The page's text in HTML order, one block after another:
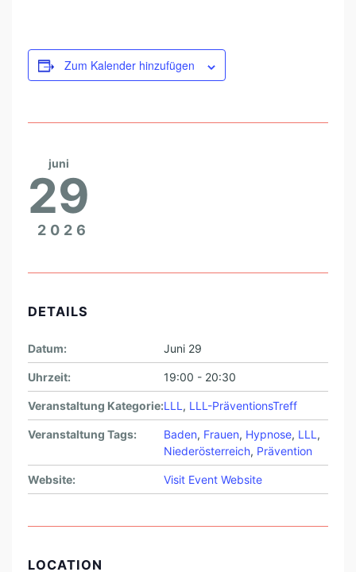
H
E
“
I
T
L
L
I
M
P
U
L
S
G
E
E
R
Zum Kalender hinzufügen
juni
29
2026
DETAILS
Datum: Juni 29
Uhrzeit: 19:00 - 20:30
Veranstaltung Kategorie:LLL , LLL-PräventionsTreff
Veranstaltung Tags: Baden, Frauen, Hypnose, LLL ,
Niederösterreich, Prävention
Website: Visit Event Website
LOCATION